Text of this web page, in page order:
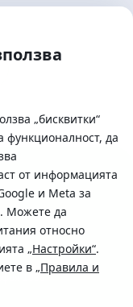
„бисквитки“
функционалност, да
от информацията
и Meta за
Можете да
относно
„Настройки“.
в „Правила и
1036